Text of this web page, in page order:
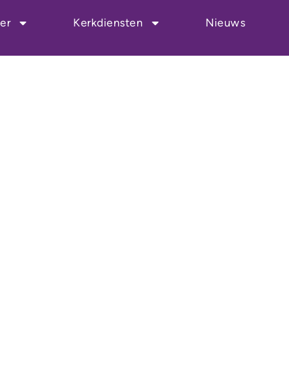
Kerkdiensten Nieuws